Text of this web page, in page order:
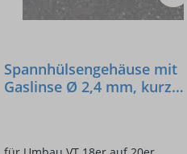
Spannhülsengehäuse mit
Gaslinse Ø 2,4 mm, kurz